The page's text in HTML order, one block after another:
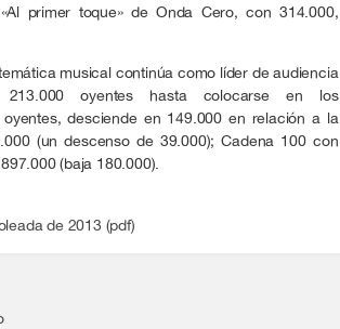
primer toque» de Onda Cero, con 314.000,
musical continúa como líder de audiencia
oyentes hasta colocarse en los
desciende en 149.000 en relación a la
(un descenso de 39.000); Cadena 100 con
(baja 180.000).
de 2013 (pdf)